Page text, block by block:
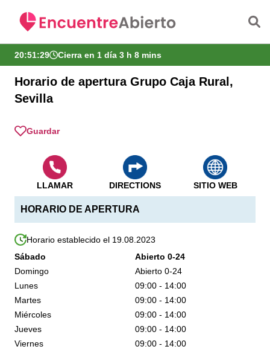
20:51:29 Cierra en 1 día 3 h 8 mins
Horario de apertura Grupo Caja Rural,
Sevilla
Guardar
HORARIO DE APERTURA
Horario establecido el 19.08.2023
Sábado
Abierto 0-24
Domingo
Abierto 0-24
Lunes
09:00 - 14:00
Martes
09:00 - 14:00
Miércoles
09:00 - 14:00
Jueves
09:00 - 14:00
Viernes
09:00 - 14:00
LLAMAR DIRECTIONS SITIO WEB